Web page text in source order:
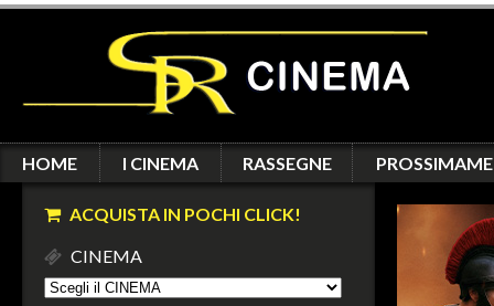
HOME I CINEMA RASSEGNE
ACQUISTA IN POCHI CLICK!
CINEMA